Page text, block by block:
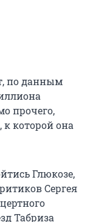
по данным
прочего,
к которой она
Глюкозе,
Сергея
Табриза